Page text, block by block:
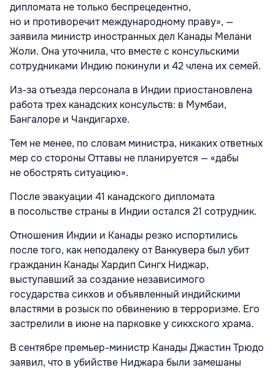
дипломата не только беспрецедентно,
но и противоречит международному праву», —
заявила министр иностранных дел Канады Мелани
Жоли. Она уточнила, что вместе с консульскими
сотрудниками Индию покинули и 42 члена их семей.
Из-за отъезда персонала в Индии приостановлена
работа трех канадских консульств: в Мумбаи,
Бангалоре и Чандигархе.
Тем не менее, по словам министра, никаких ответных
мер со стороны Оттавы не планируется — «дабы
не обострять ситуацию».
После эвакуации 41 канадского дипломата
в посольстве страны в Индии остался 21 сотрудник.
Отношения Индии и Канады резко испортились
после того, как неподалеку от Ванкувера был убит
гражданин Канады Хардип Сингх Ниджар,
выступавший за создание независимого
государства сикхов и объявленный индийскими
властями в розыск по обвинению в терроризме. Его
застрелили в июне на парковке у сикхского храма.
В сентябре премьер-министр Канады Джастин Трюдо
заявил, что в убийстве Ниджара были замешаны